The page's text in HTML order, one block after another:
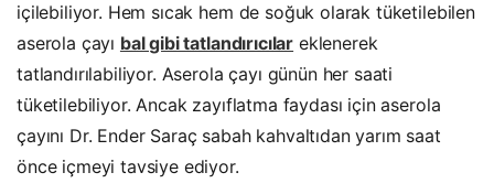
içilebiliyor. Hem sıcak hem de soğuk olarak tüketilebilen
aserola çayı bal gibi tatlandırıcılar eklenerek
tatlandırılabiliyor. Aserola çayı günün her saati
tüketilebiliyor. Ancak zayıflatma faydası için aserola
çayını Dr. Ender Saraç sabah kahvaltıdan yarım saat
önce içmeyi tavsiye ediyor.